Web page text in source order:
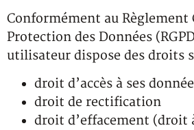
Conformément au Règlement
Protection des Données
utilisateur dispose des droits
droit d’accès à ses
droit de rectification
droit d’effacement (droit